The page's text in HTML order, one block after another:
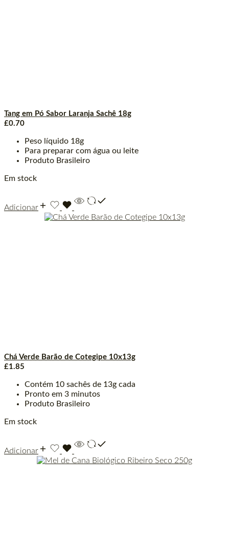
Tang em Pó Sabor Laranja Sachê 18g
£0.70
Peso líquido 18g
Para preparar com água ou leite
Produto Brasileiro
Em stock
Adicionar
Chá Verde Barão de Cotegipe 10x13g
£1.85
Contém 10 sachês de 13g cada
Pronto em 3 minutos
Produto Brasileiro
Em stock
Adicionar